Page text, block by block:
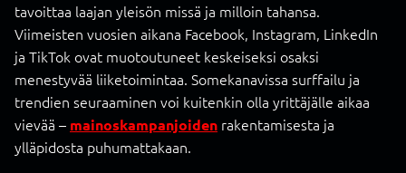
tavoittaa laajan yleisön missä ja milloin tahansa.
Viimeisten vuosien aikana Facebook, Instagram, LinkedIn
ja TikTok ovat muotoutuneet keskeiseksi osaksi
menestyvää liiketoimintaa. Somekanavissa surffailu ja
trendien seuraaminen voi kuitenkin olla yrittäjälle aikaa
vievää – mainoskampanjoiden rakentamisesta ja
ylläpidosta puhumattakaan.